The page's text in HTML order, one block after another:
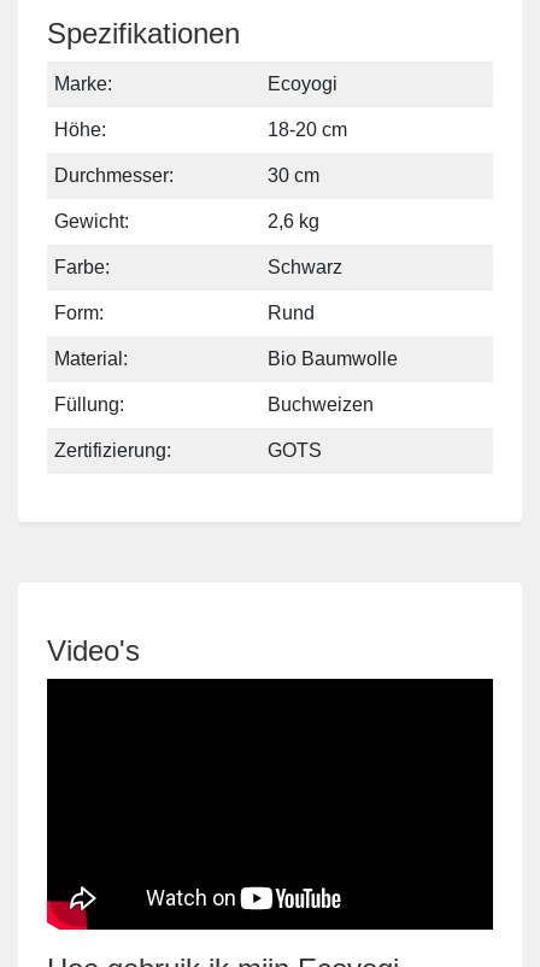
Spezifikationen
Marke: Ecoyogi
Höhe: 18-20 cm
Durchmesser: 30 cm
Gewicht: 2,6 kg
Farbe: Schwarz
Form: Rund
Material: Bio Baumwolle
Füllung: Buchweizen
Zertifizierung: GOTS
Video's